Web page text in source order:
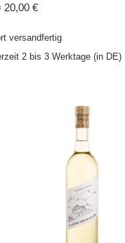
20,00 €
versandfertig
2 bis 3 Werktage (in DE)